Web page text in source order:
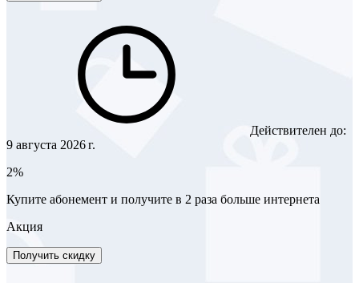
Действителен до:
9 августа 2026 г.
2%
Купите абонемент и получите в 2 раза больше интернета
Акция
Получить скидку